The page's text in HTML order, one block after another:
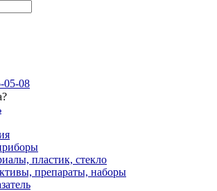
05-08
?
пластик, стекло
препараты, наборы